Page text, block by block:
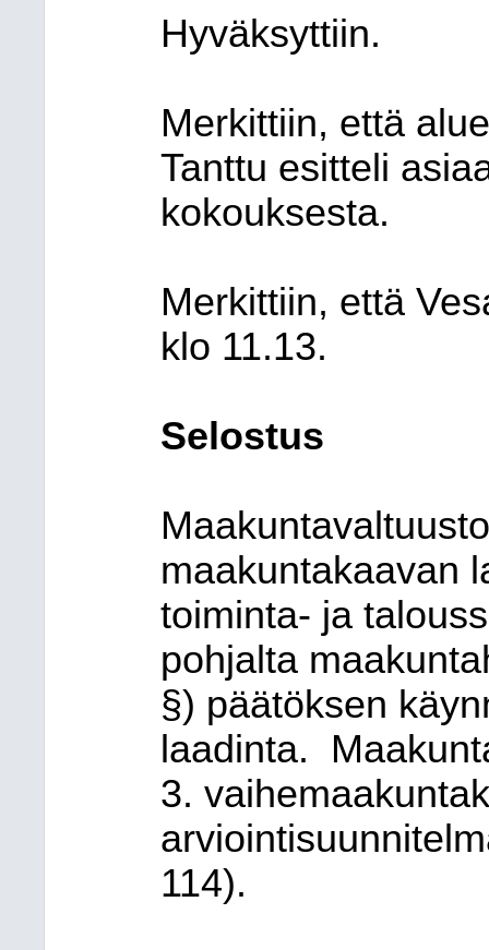
Hyväksyttiin.
Merkittiin, että
Tanttu esitteli
kokouksesta.
Merkittiin, että
klo 11.13.
Selostus
maakuntakaavan
toiminta- ja
pohjalta
§) päätöksen
laadinta.
3.
114).